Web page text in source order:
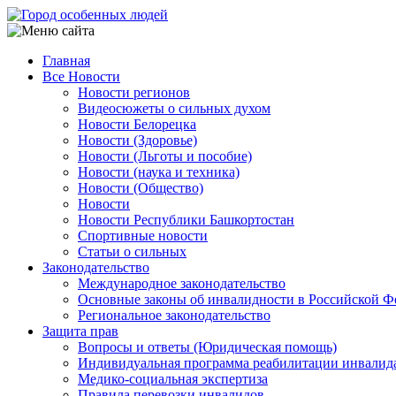
Перейти
к
содержанию
Main
navigation
Главная
Все Новости
Новости регионов
Видеосюжеты о сильных духом
Новости Белорецка
Новости (Здоровье)
Новости (Льготы и пособие)
Новости (наука и техника)
Новости (Общество)
Новости
Новости Республики Башкортостан
Спортивные новости
Статьи о сильных
Законодательство
Международное законодательство
Основные законы об инвалидности в Российской
Региональное законодательство
Защита прав
Вопросы и ответы (Юридическая помощь)
Индивидуальная программа реабилитации
Медико-социальная экспертиза